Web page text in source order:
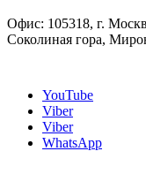
Офис: 105318, г.
Соколиная гора,
YouTube
Viber
Viber
WhatsApp